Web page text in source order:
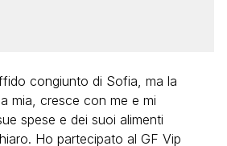
congiunto di Sofia, ma la
mia, cresce con me e mi
spese e dei suoi alimenti
Ho partecipato al GF Vip